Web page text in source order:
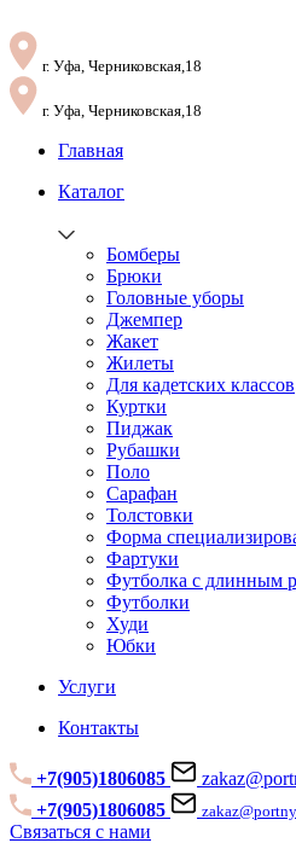
г. Уфа, Черниковская,18
г. Уфа, Черниковская,18
Главная
Каталог
Бомберы
Брюки
Головные уборы
Джемпер
Жакет
Жилеты
Для кадетских классов
Куртки
Пиджак
Рубашки
Поло
Сарафан
Толстовки
Форма
Фартуки
Футболка с длинным
Футболки
Худи
Юбки
Услуги
Контакты
+7(905)1806085
+7(905)1806085
Связаться с нами